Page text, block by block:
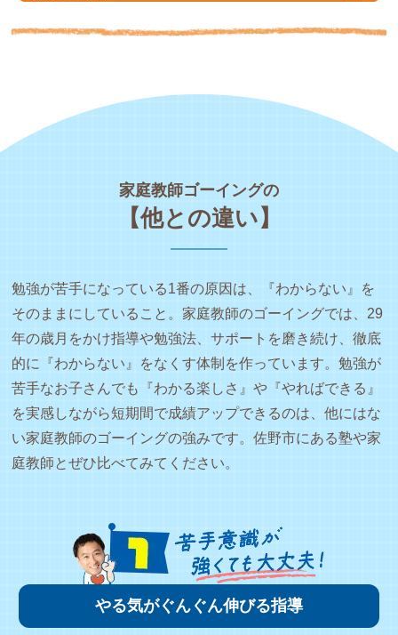
家庭教師ゴーイングの
【他との違い】
勉強が苦手になっている1番の原因は、『わからない』を
そのままにしていること。家庭教師のゴーイングでは、29
年の歳月をかけ指導や勉強法、サポートを磨き続け、徹底
的に『わからない』をなくす体制を作っています。勉強が
苦手なお子さんでも『わかる楽しさ』や『やればできる』
を実感しながら短期間で成績アップできるのは、他にはな
い家庭教師のゴーイングの強みです。佐野市にある塾や家
庭教師とぜひ比べてみてください。
やる気がぐんぐん伸びる指導